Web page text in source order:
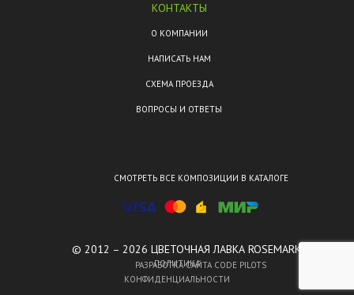
ПОЛИТИКА
КОНФИДЕНЦИАЛЬНОСТИ
КОНТАКТЫ
О КОМПАНИИ
НАПИСАТЬ НАМ
СХЕМА ПРОЕЗДА
ВОПРОСЫ И ОТВЕТЫ
СМОТРЕТЬ ВСЕ КОМПОЗИЦИИ В КАТАЛОГЕ
© 2012 – 2026 ЦВЕТОЧНАЯ ЛАВКА ROSEMARKT.
РАЗРАБОТКА САЙТА CODE PILOTS